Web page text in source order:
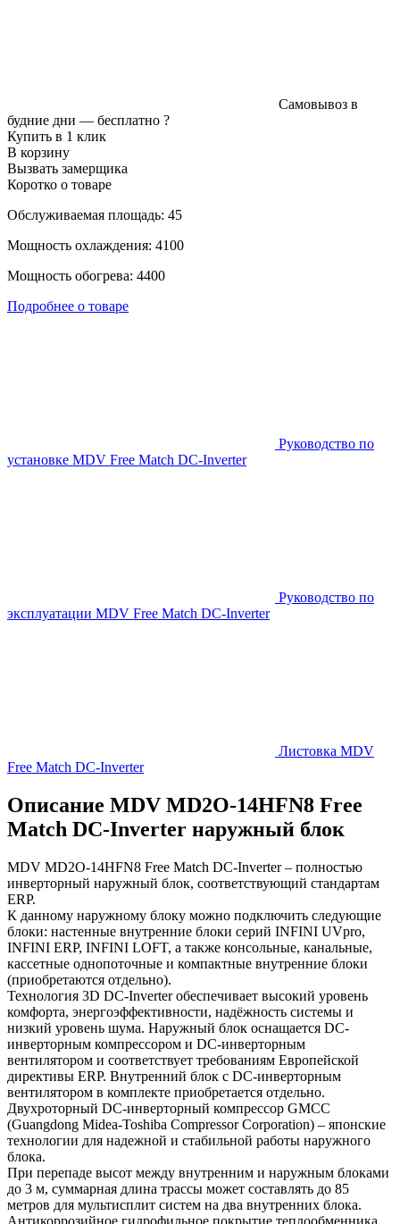
Самовывоз в
будние дни — бесплатно ?
Купить в 1 клик
В корзину
Вызвать замерщика
Коротко о товаре
Обслуживаемая площадь: 45
Мощность охлаждения: 4100
Мощность обогрева: 4400
Подробнее о товаре
Руководство по
установке MDV Free Match DC-Inverter
Руководство по
эксплуатации MDV Free Match DC-Inverter
Листовка MDV
Free Match DC-Inverter
Описание MDV MD2O-14HFN8 Free
Match DC-Inverter наружный блок
MDV MD2O-14HFN8 Free Match DC-Inverter – полностью
инверторный наружный блок, соответствующий стандартам
ERP.
К данному наружному блоку можно подключить следующие
блоки: настенные внутренние блоки серий INFINI UVpro,
INFINI ERP, INFINI LOFT, а также консольные, канальные,
кассетныe однопоточные и компактные внутренние блоки
(приобретаются отдельно).
Технология 3D DC-Inverter обеспечивает высокий уровень
комфорта, энергоэффективности, надёжность системы и
низкий уровень шума. Наружный блок оснащается DC-
инверторным компрессором и DC-инверторным
вентилятором и соответствует требованиям Европейской
директивы ERP. Внутренний блок с DC-инверторным
вентилятором в комплекте приобретается отдельно.
Двухроторный DC-инверторный компрессор GMCC
(Guangdong Midea-Toshiba Compressor Corporation) – японские
технологии для надежной и стабильной работы наружного
блока.
При перепаде высот между внутренним и наружным блоками
до 3 м, суммарная длина трассы может составлять до 85
метров для мультисплит систем на два внутренних блока.
Антикоррозийное гидрофильное покрытие теплообменника